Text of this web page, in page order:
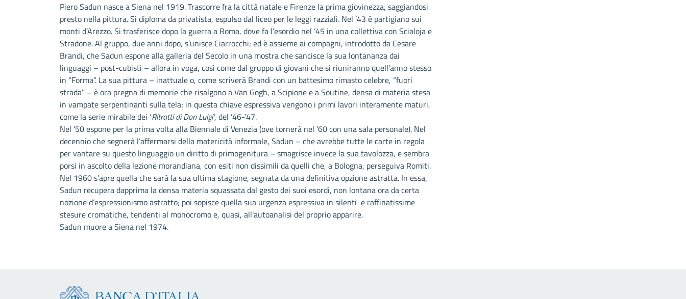
Piero Sadun nasce a Siena nel 1919. Trascorre fra la città natale e Firenze la prima giovinezza, saggiandosi
presto nella pittura. Si diploma da privatista, espulso dal liceo per le leggi razziali. Nel ’43 è partigiano sui
monti d’Arezzo. Si trasferisce dopo la guerra a Roma, dove fa l’esordio nel ’45 in una collettiva con Scialoja e
Stradone. Al gruppo, due anni dopo, s’unisce Ciarrocchi; ed è assieme ai compagni, introdotto da Cesare
Brandi, che Sadun espone alla galleria del Secolo in una mostra che sancisce la sua lontananza dai
linguaggi – post-cubisti – allora in voga, così come dal gruppo di giovani che si riuniranno quell’anno stesso
in “Forma”. La sua pittura – inattuale o, come scriverà Brandi con un battesimo rimasto celebre, “fuori
strada” – è ora pregna di memorie che risalgono a Van Gogh, a Scipione e a Soutine, densa di materia stesa
in vampate serpentinanti sulla tela; in questa chiave espressiva vengono i primi lavori interamente maturi,
come la serie mirabile dei ‘Ritratti di Don Luigi’, del ’46-’47.
Nel ’50 espone per la prima volta alla Biennale di Venezia (ove tornerà nel ’60 con una sala personale). Nel
decennio che segnerà l’affermarsi della matericità informale, Sadun – che avrebbe tutte le carte in regola
per vantare su questo linguaggio un diritto di primogenitura – smagrisce invece la sua tavolozza, e sembra
porsi in ascolto della lezione morandiana, con esiti non dissimili da quelli che, a Bologna, perseguiva Romiti.
Nel 1960 s’apre quella che sarà la sua ultima stagione, segnata da una definitiva opzione astratta. In essa,
Sadun recupera dapprima la densa materia squassata dal gesto dei suoi esordi, non lontana ora da certa
nozione d’espressionismo astratto; poi sopisce quella sua urgenza espressiva in silenti e raffinatissime
stesure cromatiche, tendenti al monocromo e, quasi, all’autoanalisi del proprio apparire.
Sadun muore a Siena nel 1974.